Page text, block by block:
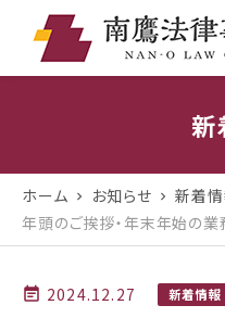
新
ホーム chevron_right お知らせ chevron_right 新着
年頭のご挨拶・年末年始の業
event_note 2024.12.27 新着情報